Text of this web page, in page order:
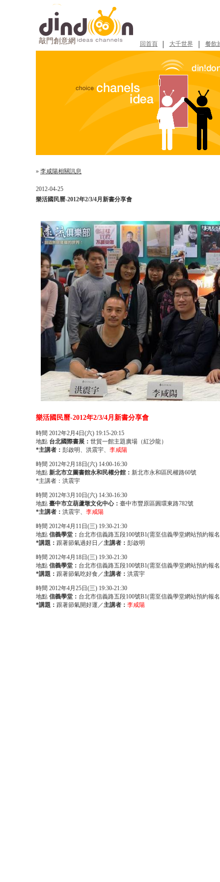
敲門創意網 回首頁 大千世界 餐飲
» 李咸陽相關訊息
2012-04-25
樂活國民曆-2012年2/3/4月新書分享會
樂活國民曆-2012年2/3/4月新書分享會
時間 2012年2月4日(六) 19:15-20:15
地點 台北國際書展： 世貿一館主題廣場（紅沙龍）
*主講者： 彭啟明、洪震宇、 李咸陽
時間 2012年2月18日(六) 14:00-16:30
地點 新北市立圖書館永和民權分館： 新北市永和區民權路60號
*主講者：洪震宇
時間 2012年3月10日(六) 14:30-16:30
地點 臺中市立葫蘆墩文化中心： 臺中市豐原區圓環東路782號
*主講者： 洪震宇、 李咸陽
時間 2012年4月11日(三) 19:30-21:30
地點 信義學堂： 台北市信義路五段100號B1(需至信義學堂網站預約報
*講題： 跟著節氣過好日／主講者： 彭啟明
時間 2012年4月18日(三) 19:30-21:30
地點 信義學堂： 台北市信義路五段100號B1(需至信義學堂網站預約報
*講題： 跟著節氣吃好食／主講者： 洪震宇
時間 2012年4月25日(三) 19:30-21:30
地點 信義學堂： 台北市信義路五段100號B1(需至信義學堂網站預約報
*講題： 跟著節氣開好運／主講者： 李咸陽